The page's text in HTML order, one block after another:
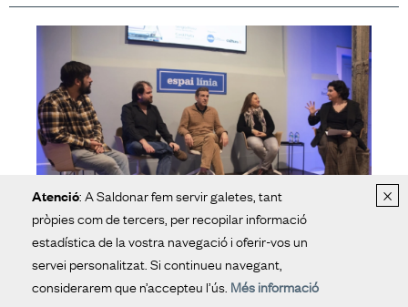
La guerra de guerrilles de les
editorials independents per
×
Atenció: A Saldonar fem servir galetes, tant
pròpies com de tercers, per recopilar informació
estadística de la vostra navegació i oferir-vos un
servei personalitzat. Si continueu navegant,
considerarem que n’accepteu l’ús. Més informació